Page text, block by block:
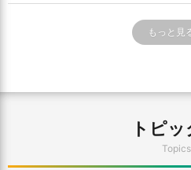
もっと見
トピッ
Topics